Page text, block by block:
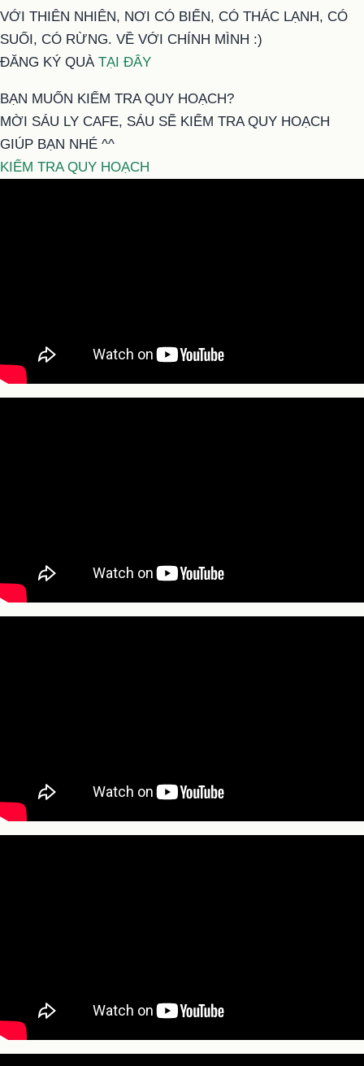
VỚI THIÊN NHIÊN, NƠI CÓ BIỂN, CÓ THÁC LẠNH, CÓ
SUỐI, CÓ RỪNG. VỀ VỚI CHÍNH MÌNH :)
ĐĂNG KÝ QUÀ TẠI ĐÂY
BẠN MUỐN KIỂM TRA QUY HOẠCH?
MỜI SÁU LY CAFE, SÁU SẼ KIỂM TRA QUY HOẠCH
GIÚP BẠN NHÉ ^^
KIỂM TRA QUY HOẠCH